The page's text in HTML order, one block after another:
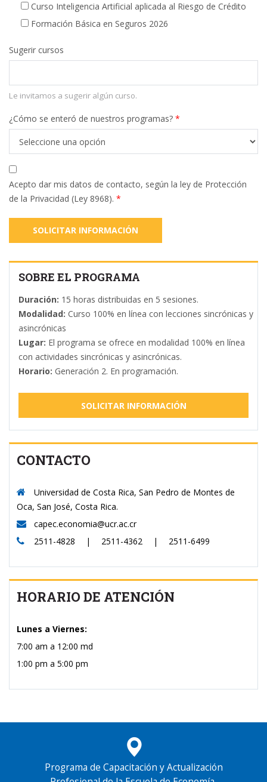
Curso Inteligencia Artificial aplicada al Riesgo de Crédito
Formación Básica en Seguros 2026
Sugerir cursos
Le invitamos a sugerir algún curso.
¿Cómo se enteró de nuestros programas? *
Acepto dar mis datos de contacto, según la ley de Protección
de la Privacidad (Ley 8968). *
SOBRE EL PROGRAMA
Duración: 15 horas distribuidas en 5 sesiones.
Modalidad: Curso 100% en línea con lecciones sincrónicas y
asincrónicas
Lugar: El programa se ofrece en modalidad 100% en línea
con actividades sincrónicas y asincrónicas.
Horario: Generación 2. En programación.
SOLICITAR INFORMACIÓN
CONTACTO
Universidad de Costa Rica, San Pedro de Montes de
Oca, San José, Costa Rica.
capec.economia@ucr.ac.cr
2511-4828 | 2511-4362 | 2511-6499
HORARIO DE ATENCIÓN
Lunes a Viernes:
7:00 am a 12:00 md
1:00 pm a 5:00 pm
Programa de Capacitación y Actualización